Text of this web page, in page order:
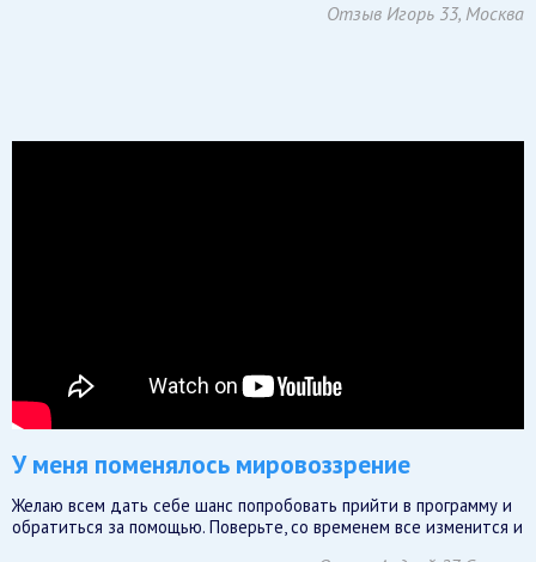
Отзыв Игорь 33, Москва
У меня поменялось мировоззрение
Желаю всем дать себе шанс попробовать прийти в программу и
обратиться за помощью. Поверьте, со временем все изменится и